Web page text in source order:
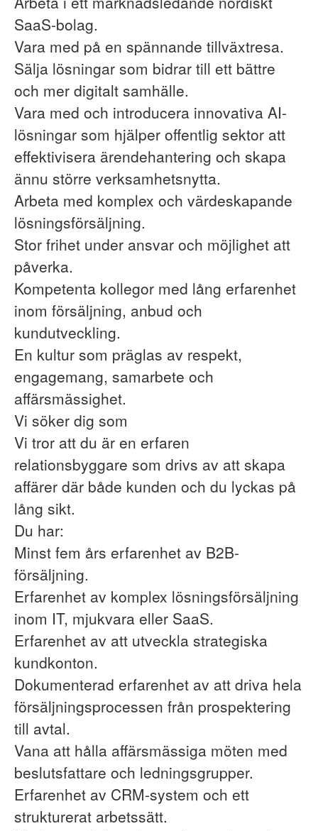
SaaS-bolag.
Vara med på en spännande tillväxtresa.
Sälja lösningar som bidrar till ett bättre
och mer digitalt samhälle.
Vara med och introducera innovativa AI-
lösningar som hjälper offentlig sektor att
effektivisera ärendehantering och skapa
ännu större verksamhetsnytta.
Arbeta med komplex och värdeskapande
lösningsförsäljning.
Stor frihet under ansvar och möjlighet att
påverka.
Kompetenta kollegor med lång erfarenhet
inom försäljning, anbud och
kundutveckling.
En kultur som präglas av respekt,
engagemang, samarbete och
affärsmässighet.
Vi söker dig som
Vi tror att du är en erfaren
relationsbyggare som drivs av att skapa
affärer där både kunden och du lyckas på
lång sikt.
Du har:
Minst fem års erfarenhet av B2B-
försäljning.
Erfarenhet av komplex lösningsförsäljning
inom IT, mjukvara eller SaaS.
Erfarenhet av att utveckla strategiska
kundkonton.
Dokumenterad erfarenhet av att driva hela
försäljningsprocessen från prospektering
till avtal.
Vana att hålla affärsmässiga möten med
beslutsfattare och ledningsgrupper.
Erfarenhet av CRM-system och ett
strukturerat arbetssätt.